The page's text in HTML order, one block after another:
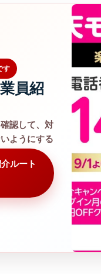
す
員紹
認して、対
ようにする
ルート